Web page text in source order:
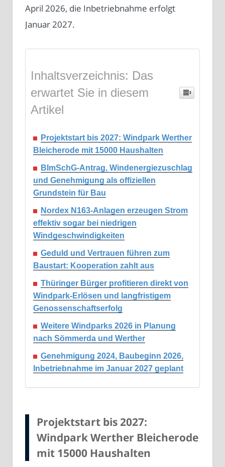
April 2026, die Inbetriebnahme erfolgt
Januar 2027.
Inhaltsverzeichnis: Das
erwartet Sie in diesem
Artikel
Projektstart bis 2027: Windpark Werther
Bleicherode mit 15000 Haushalten
BImSchG-Antrag, Windenergiezuschlag
und Genehmigung als offiziellen
Grundstein für Bau
Nordex N163-Anlagen erzeugen Strom
effektiv sogar bei niedrigen
Windgeschwindigkeiten
Geduld und Vertrauen führen zum
Baustart: Kooperation zahlt aus
Thüringer Bürger profitieren direkt von
Windpark-Erlösen und langfristigem
Genossenschaftserfolg
Weitere Windparks 2026 in Planung
nach Sömmerda und Werther
Genehmigung 2024, Baubeginn 2026,
Inbetriebnahme im Januar 2027 geplant
Projektstart bis 2027:
Windpark Werther Bleicherode
mit 15000 Haushalten